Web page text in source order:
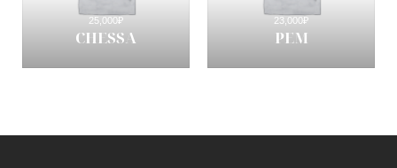
CHESSA
25,000₽
PEM
23,000₽